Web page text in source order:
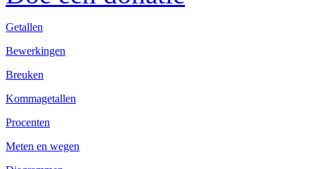
Getallen
Bewerkingen
Breuken
Kommagetallen
Procenten
Meten en wegen